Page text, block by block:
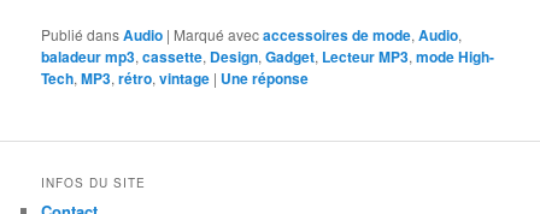
Publié dansAudio | Marqué avecaccessoires de mode,Audio,
baladeur mp3,cassette, Design,Gadget, Lecteur MP3,mode High-
Tech,MP3,rétro,vintage | Uneréponse
INFOS DU SITE